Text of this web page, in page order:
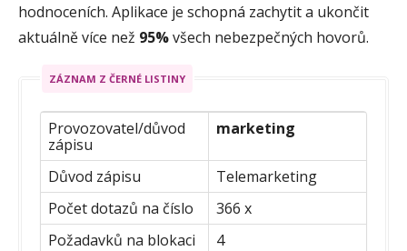
hodnoceních. Aplikace je schopná zachytit a ukončit
aktuálně více než 95%všech nebezpečných hovorů.
ZÁZNAM Z ČERNÉ LISTINY
Provozovatel/důvod
zápisu
marketing
Důvod zápisu
Telemarketing
Počet dotazů na číslo
366 x
Požadavků na blokaci
4